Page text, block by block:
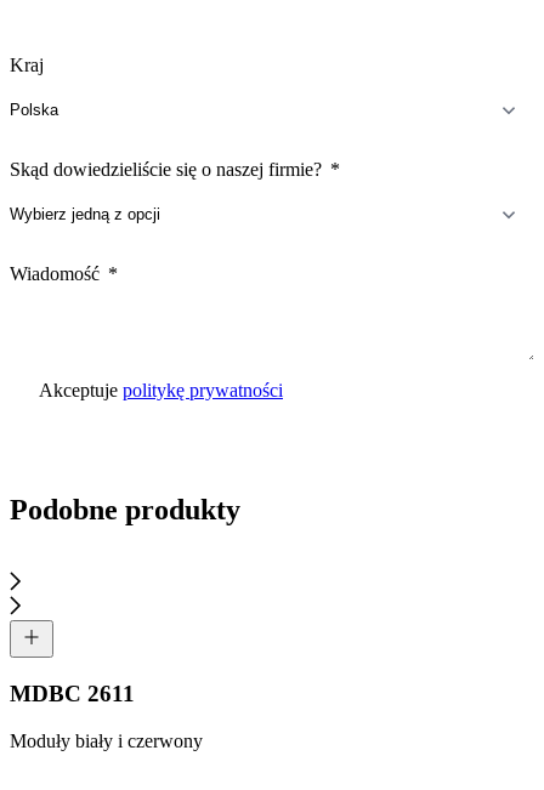
Kraj
Skąd dowiedzieliście się o naszej firmie?
Wiadomość
Akceptuje politykę prywatności
Podobne produkty
MDBC 2611
Moduły biały i czerwony